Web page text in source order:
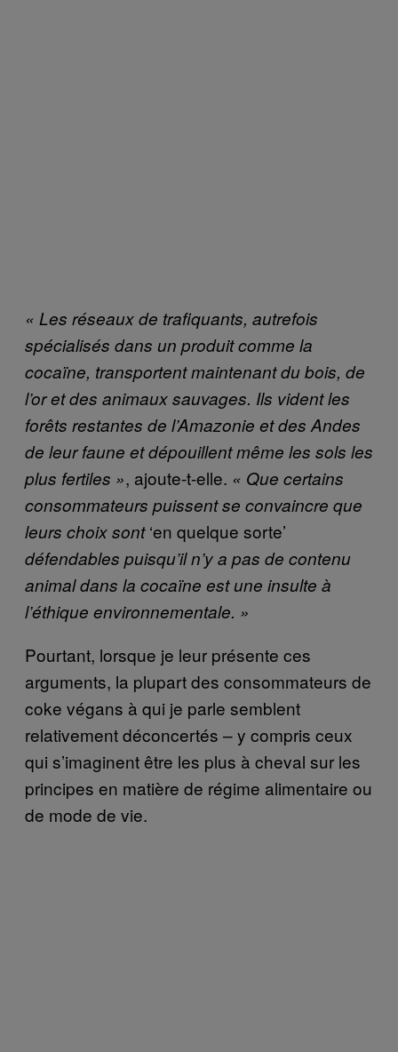
« Les réseaux de trafiquants, autrefois
spécialisés dans un produit comme la
cocaïne, transportent maintenant du bois, de
l’or et des animaux sauvages. Ils vident les
forêts restantes de l’Amazonie et des Andes
de leur faune et dépouillent même les sols les
plus fertiles », ajoute-t-elle. « Que certains
consommateurs puissent se convaincre que
leurs choix sont‘en quelque sorte’
défendables puisqu’il n’y a pas de contenu
animal dans la cocaïne est une insulte à
l’éthique environnementale. »
Pourtant, lorsque je leur présente ces
arguments, la plupart des consommateurs de
coke végans à qui je parle semblent
relativement déconcertés – y compris ceux
qui s’imaginent être les plus à cheval sur les
principes en matière de régime alimentaire ou
de mode de vie.